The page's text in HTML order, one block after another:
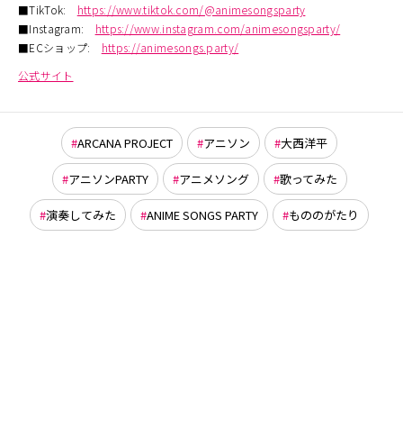
■TikTok: https://www.tiktok.com/@animesongsparty
■Instagram: https://www.instagram.com/animesongsparty/
■ECショップ: https://animesongs.party/
公式サイト
ARCANA PROJECT アニソン 大西洋平
アニソンPARTY アニメソング 歌ってみた
演奏してみた ANIME SONGS PARTY もののがたり